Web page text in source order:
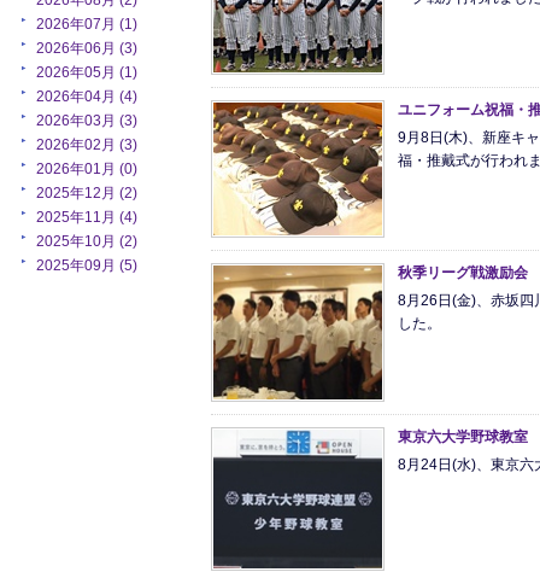
2026年07月 (1)
2026年06月 (3)
2026年05月 (1)
2026年04月 (4)
2026年03月 (3)
2026年02月 (3)
2026年01月 (0)
2025年12月 (2)
2025年11月 (4)
2025年10月 (2)
2025年09月 (5)
ユニフォーム祝福・
9月8日(木)、新座キ
福・推戴式が行われ
秋季リーグ戦激励会
8月26日(金)、赤坂四
した。
東京六大学野球教室
8月24日(水)、東京六